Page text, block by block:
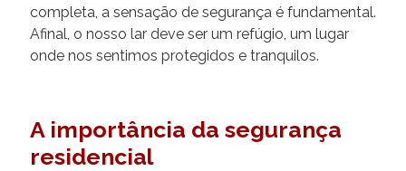
completa, a sensação de segurança é fundamental.
Afinal, o nosso lar deve ser um refúgio, um lugar
onde nos sentimos protegidos e tranquilos.
A importância da segurança
residencial